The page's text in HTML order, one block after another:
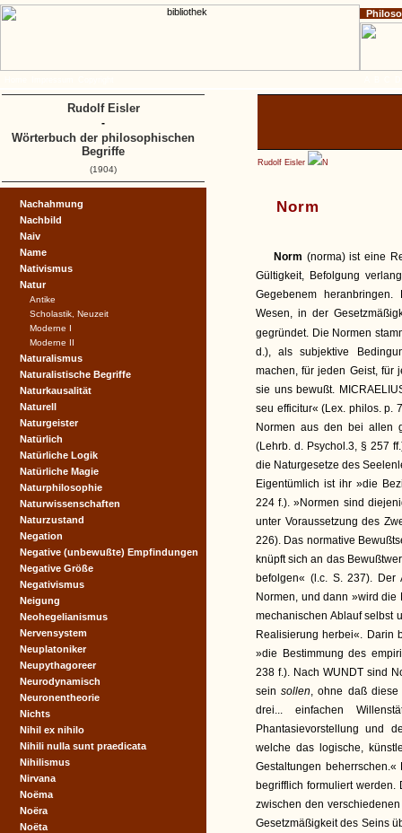
Rudolf Eisler N
Norm
Norm (norma) ist eine
Gültigkeit, Befolgung
Gegebenem
Wesen, in der
gegründet. Die Normen
d.), als subjektive
machen, für jeden Geist, für
sie uns bewußt.
seu efficitur« (Lex. philos. p.
Normen aus den bei allen
(Lehrb. d. Psychol.3, § 257
die Naturgesetze des
Eigentümlich ist ihr »die
224 f.). »Normen sind
unter Voraussetzung des
226). Das normative
knüpft sich an das
befolgen« (l.c. S. 237). Der
Normen, und dann »wird
mechanischen Ablauf selbst
Realisierung herbei«. Darin
»die Bestimmung des
238 f.). Nach WUNDT sind
seinsollen, ohne daß
drei... einfachen
Phantasievorstellung und
welche das logische,
Gestaltungen
begrifflich formuliert
zwischen den
Gesetzmäßigkeit des Seins
Nachahmung
Nachbild
Naiv
Name
Nativismus
Natur
Antike
Scholastik, Neuzeit
Moderne I
Moderne II
Naturalismus
Naturalistische Begriffe
Naturkausalität
Naturell
Naturgeister
Natürlich
Natürliche Logik
Natürliche Magie
Naturphilosophie
Naturwissenschaften
Naturzustand
Negation
Negative (unbewußte) Empfindungen
Negative Größe
Negativismus
Neigung
Neohegelianismus
Nervensystem
Neuplatoniker
Neupythagoreer
Neurodynamisch
Neuronentheorie
Nichts
Nihil ex nihilo
Nihili nulla sunt praedicata
Nihilismus
Nirvana
Noëma
Noëra
Noëta
Rudolf Eisler
-
Wörterbuch der philosophischen
Begriffe
(1904)